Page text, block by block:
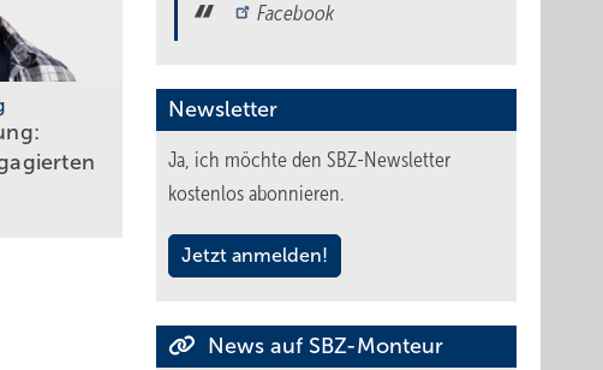
Facebook
Newsletter
Ja, ich möchte den SBZ-Newsletter
kostenlos abonnieren.
Jetzt anmelden!
News auf SBZ-Monteur